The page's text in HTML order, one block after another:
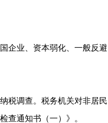
企业、资本弱化、一般反避
税调查。税务机关对非居民
查通知书（一）》。